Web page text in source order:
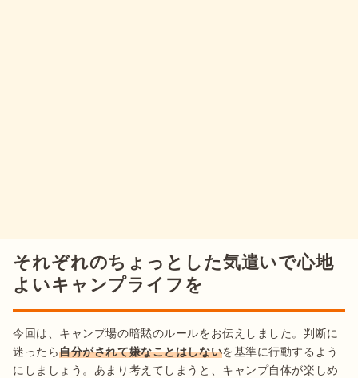
それぞれのちょっとした気遣いで心地
よいキャンプライフを
今回は、キャンプ場の暗黙のルールをお伝えしました。判断に
迷ったら自分がされて嫌なことはしないを基準に行動するよう
にしましょう。あまり考えてしまうと、キャンプ自体が楽しめ